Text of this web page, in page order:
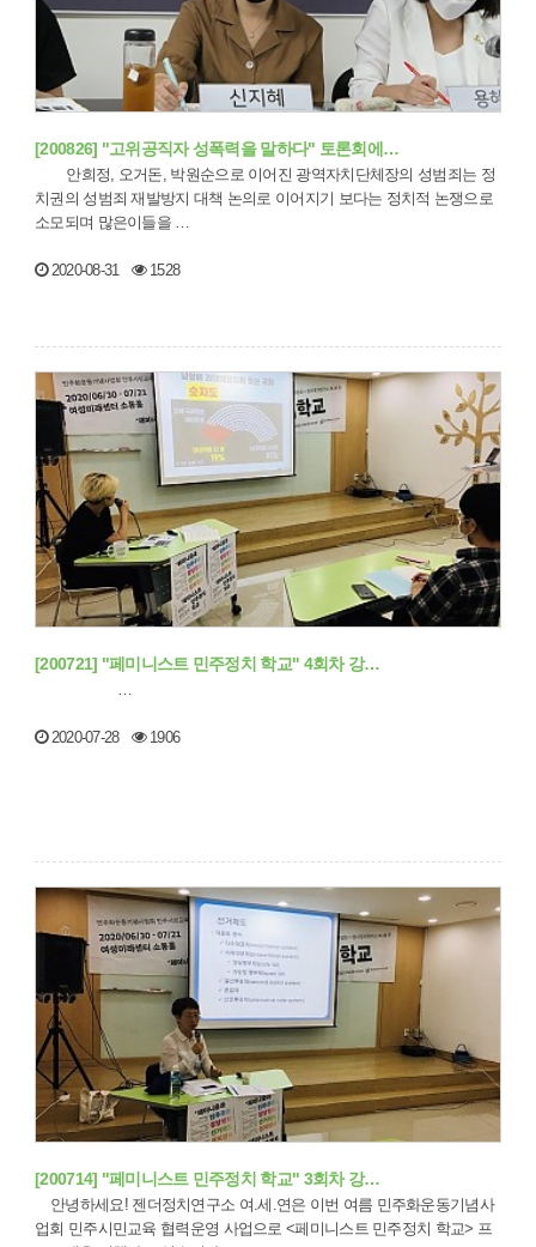
[200826] "고위공직자 성폭력을 말하다" 토론회에…
치권의 성범죄 재발방지 대책 논의로 이어지기 보다는 정치적 논쟁으로
소모되며 많은이들을 …
2020-08-31 1528
[200721] "페미니스트 민주정치 학교" 4회차 강…
2020-07-28 1906
[200714] "페미니스트 민주정치 학교" 3회차 강…
업회 민주시민교육 협력운영 사업으로 <페미니스트 민주정치 학교> 프